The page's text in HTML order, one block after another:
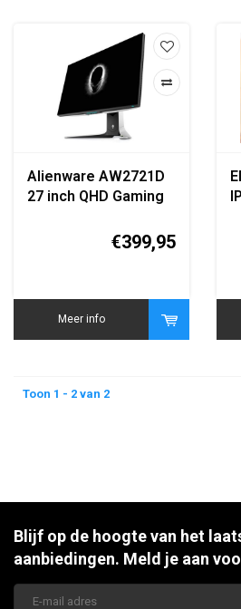
Alienware AW2721D
27 inch QHD Gaming
€399,95
Meer info
Toon 1 - 2 van 2
Blijf op de hoogte van het
aanbiedingen. Meld je aan